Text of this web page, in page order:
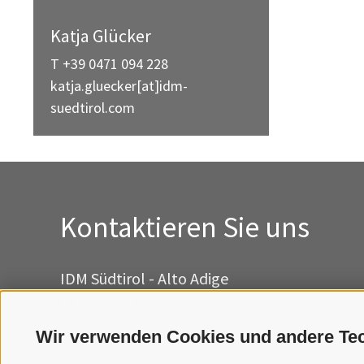
Wir verwenden Cookies und andere
Katja Glücker
T +39 0471 094 228
katja.gluecker[at]idm-
suedtirol.com
Kontaktieren Sie uns
IDM Südtirol - Alto Adige
info[at]idm-suedtirol.com
idm[at]pec.idm-suedtirol.com